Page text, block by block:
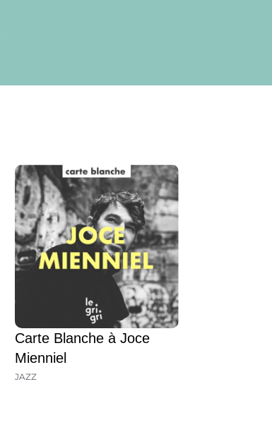
Carte Blanche à Joce
Mienniel
JAZZ